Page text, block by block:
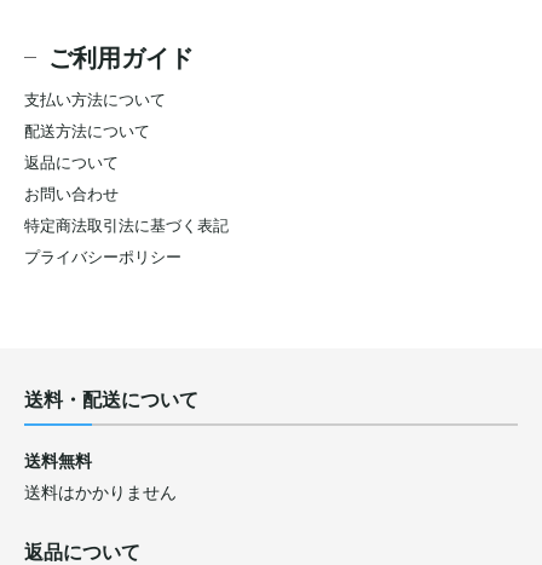
ご利用ガイド
支払い方法について
配送方法について
返品について
お問い合わせ
特定商法取引法に基づく表記
プライバシーポリシー
送料・配送について
送料無料
送料はかかりません
返品について